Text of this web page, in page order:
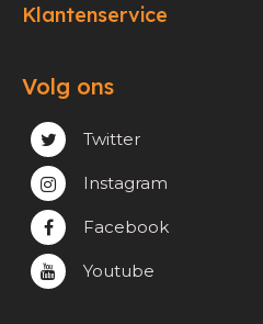
Klantenservice
Verzending & Afhaling
Privacy & cookie beleid
Volg ons
Twitter
Instagram
Facebook
Youtube